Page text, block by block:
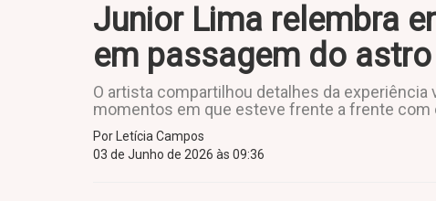
Junior Lima relembra
em passagem do astro
O artista compartilhou detalhes da
momentos em que esteve frente a frente com
Por Letícia Campos
03 de Junho de 2026 às 09:36